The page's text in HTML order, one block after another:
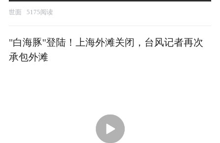
世面 5175阅读
"白海豚"登陆！上海外滩关闭，台风记者再次
承包外滩